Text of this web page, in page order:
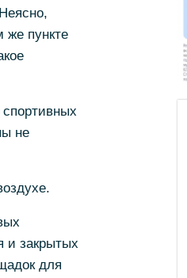
же пункте
не
и закрытых
для